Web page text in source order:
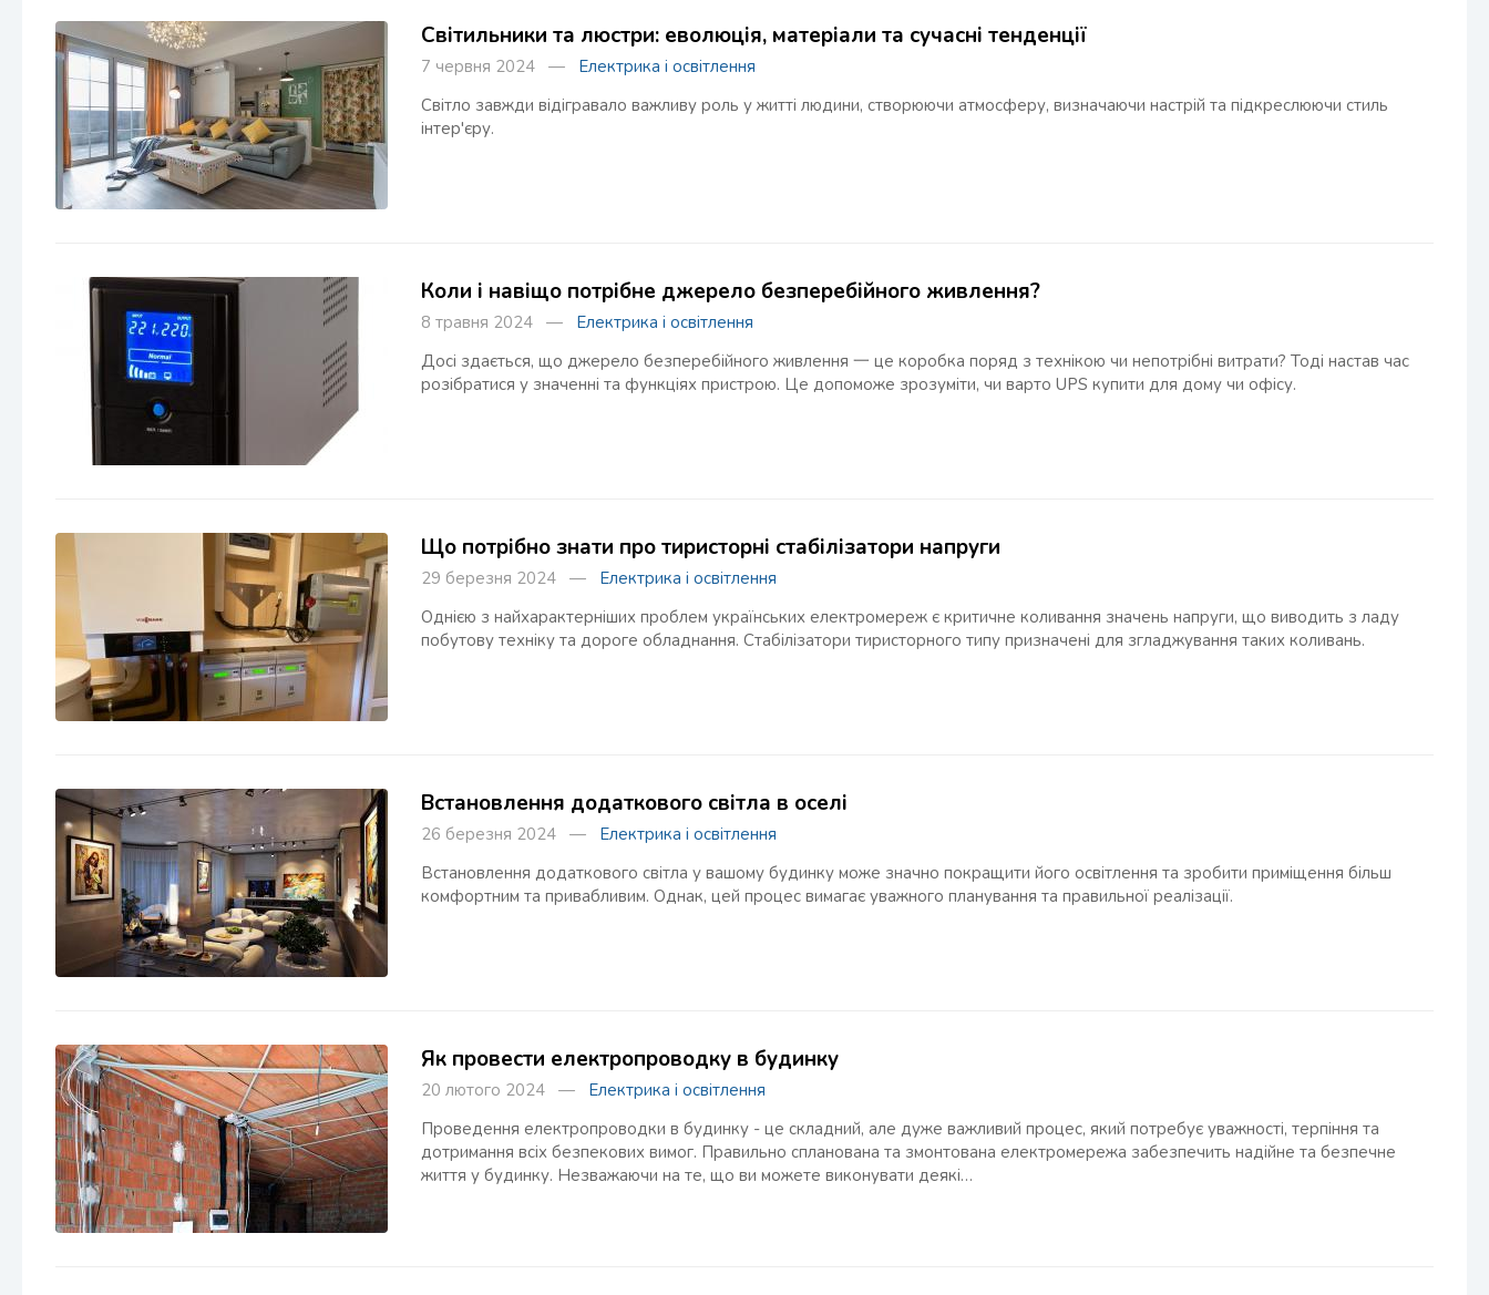
Світильники та люстри: еволюція, матеріали та сучасні тенденції
7 червня 2024 — Електрика і освітлення
Світло завжди відігравало важливу роль у житті людини, створюючи атмосферу, визначаючи настрій та підкреслюючи стиль
інтер'єру.
Коли і навіщо потрібне джерело безперебійного живлення?
8 травня 2024 — Електрика і освітлення
Досі здається, що джерело безперебійного живлення 一 це коробка поряд з технікою чи непотрібні витрати? Тоді настав час
розібратися у значенні та функціях пристрою. Це допоможе зрозуміти, чи варто UPS купити для дому чи офісу.
Що потрібно знати про тиристорні стабілізатори напруги
29 березня 2024 — Електрика і освітлення
Однією з найхарактерніших проблем українських електромереж є критичне коливання значень напруги, що виводить з ладу
побутову техніку та дороге обладнання. Стабілізатори тиристорного типу призначені для згладжування таких коливань.
Встановлення додаткового світла в оселі
26 березня 2024 — Електрика і освітлення
Встановлення додаткового світла у вашому будинку може значно покращити його освітлення та зробити приміщення більш
комфортним та привабливим. Однак, цей процес вимагає уважного планування та правильної реалізації.
Як провести електропроводку в будинку
20 лютого 2024 — Електрика і освітлення
Проведення електропроводки в будинку - це складний, але дуже важливий процес, який потребує уважності, терпіння та
дотримання всіх безпекових вимог. Правильно спланована та змонтована електромережа забезпечить надійне та безпечне
життя у будинку. Незважаючи на те, що ви можете виконувати деякі…